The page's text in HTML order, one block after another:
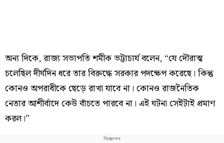
অন্য দিকে, রাজ্য সভাপতি শমীক ভট্টাচার্য বলেন, “যে দৌরাত্ম
চলেছিল দীর্ঘদিন ধরে তার বিরুদ্ধে সরকার পদক্ষেপ করেছে। কিন্তু
কোনও অপরাধীকে ছেড়ে রাখা যাবে না। কোনও রাজনৈতিক
নেতার আশীর্বাদে কেউ বাঁচতে পারবে না। এই ঘটনা সেইটাই প্রমাণ
করল।”